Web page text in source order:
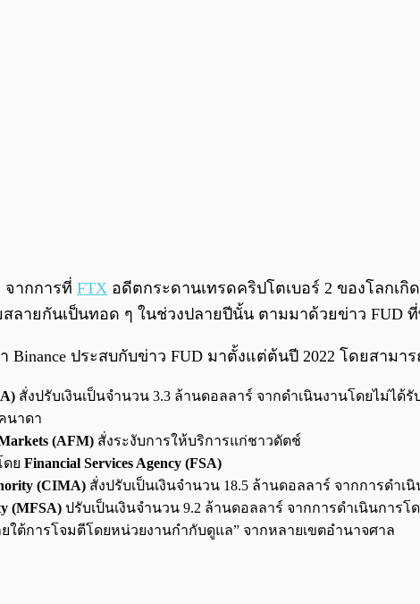
จากการที่ FTX อดีตกระดานเทรดคริปโตเบอร์ 2 ของโลกเกิ
ลายกันเป็นทอด ๆ ในช่วงปลายปีนั้น ตามมาด้วยข่าว FUD
ประสบกับข่าว FUD มาตั้งแต่ต้นปี 2022 โดยสามาร
สั่งปรับเงินเป็นจำนวน 3.3 ล้านดอลลาร์ จากดำเนินงานโดยไม่ไ
นาดา
(AFM) สั่งระงับการให้บริการแก่ชาวดัตช์
ดย Financial Services Agency (FSA)
(CIMA) สั่งปรับเป็นเงินจำนวน 18.5 ล้านดอลลาร์ จากการดำ
(MFSA) ปรับเป็นเงินจำนวน 9.2 ล้านดอลลาร์ จากการดำเนินการ
ใต้การโจมตีโดยหน่วยงานกำกับดูแล” จากหลายเขตอำนาจศาล